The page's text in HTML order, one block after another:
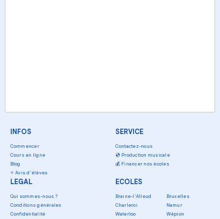
INFOS
Commencer
Cours en ligne
Blog
⭐ Avis d'élèves
SERVICE
Contactez-nous
💿 Production musicale
💰 Financer nos écoles
LEGAL
Qui sommes-nous ?
Conditions générales
Confidentialité
ECOLES
Braine-l'Alleud
Bruxelles
Charleroi
Namur
Waterloo
Wépion